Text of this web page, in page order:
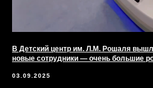
В Детский центр им. Л.М. Рошаля
новые сотрудники — очень большие
03.09.2025